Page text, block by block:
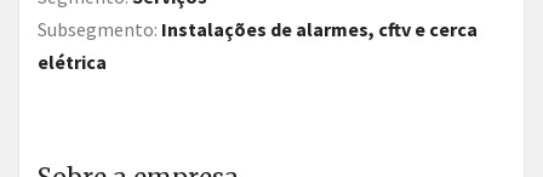
Subsegmento: Instalações de alarmes, cftv e cerca
elétrica